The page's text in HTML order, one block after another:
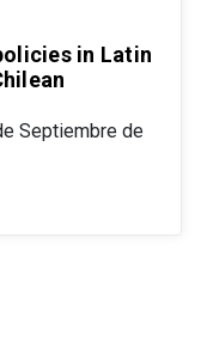
in Latin
Septiembre de